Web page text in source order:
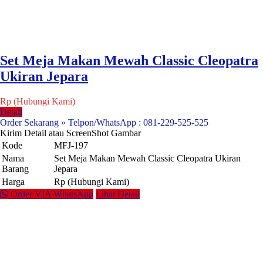
Set Meja Makan Mewah Classic Cleopatra
Ukiran Jepara
Rp (Hubungi Kami)
Detail
Order Sekarang » Telpon/WhatsApp : 081-229-525-525
Kirim Detail atau ScreenShot Gambar
Kode
MFJ-197
Nama
Barang
Set Meja Makan Mewah Classic Cleopatra Ukiran
Jepara
Harga
Rp (Hubungi Kami)
Order VIA WhatsApp Lihat Detail